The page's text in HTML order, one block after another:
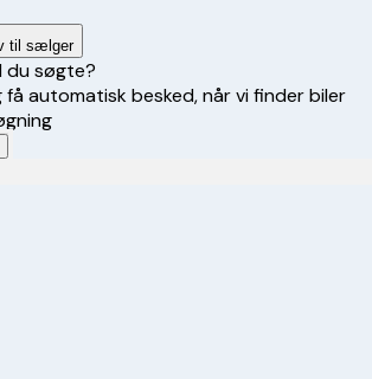
til sælger
du søgte?
få automatisk besked, når vi finder biler